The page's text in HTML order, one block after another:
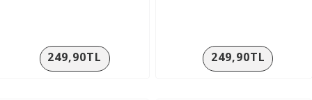
249,90TL 249,90TL